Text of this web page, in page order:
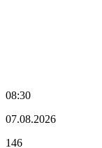
08:30
07.08.2026
146